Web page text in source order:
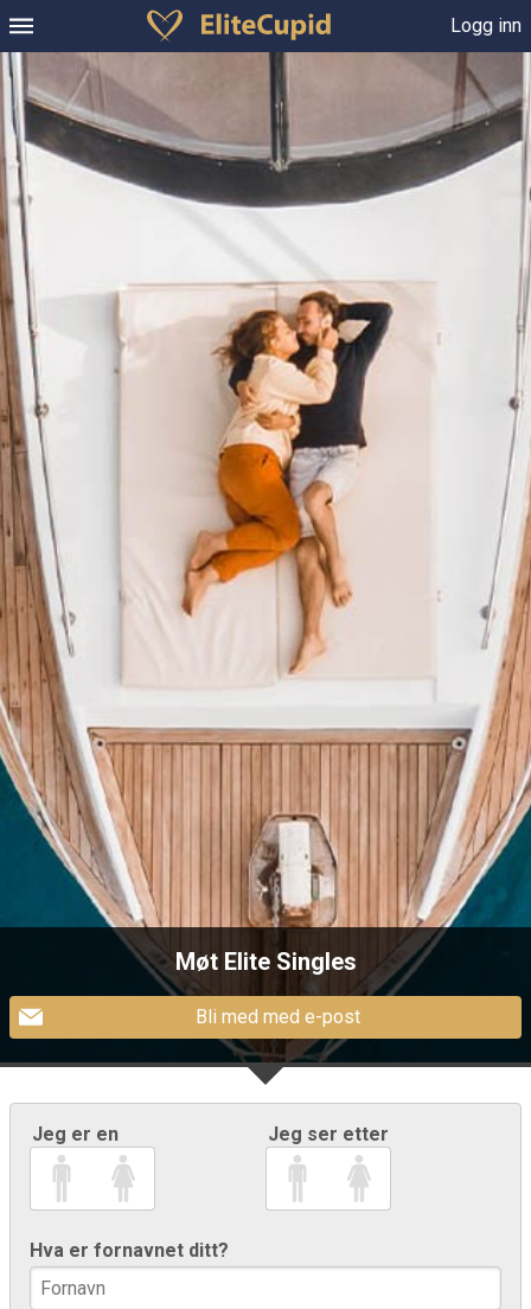
Logg inn
Møt Elite Singles
Bli med med e-post
Jeg er en Jeg ser etter
Hva er fornavnet ditt?